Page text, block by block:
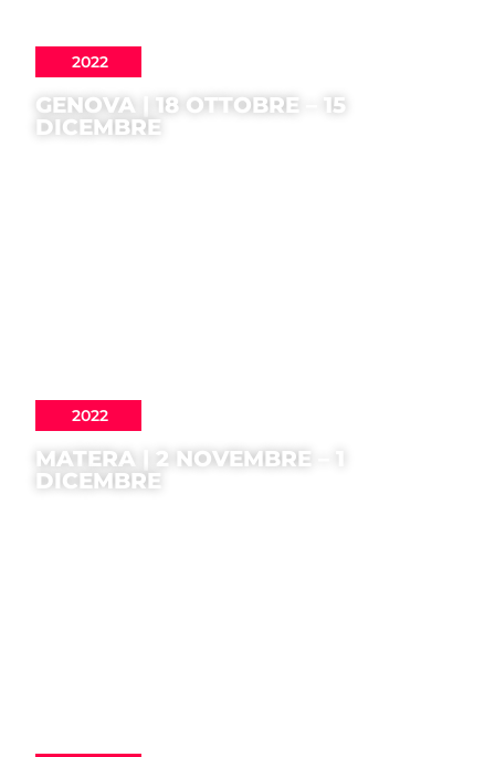
2022
GENOVA | 18 OTTOBRE – 15
DICEMBRE
2022
MATERA | 2 NOVEMBRE – 1
DICEMBRE